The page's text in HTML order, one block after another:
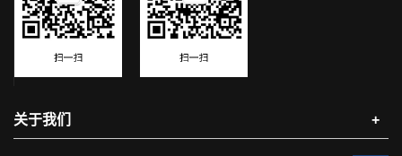
关于我们 +